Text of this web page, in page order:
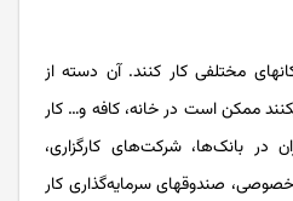
مختلفی کار کنند. آن دسته از
ممکن است در خانه، کافه و… کار
در بانک‌ها، شرکت‌های کارگزاری،
صندوق­های سرمایه­‌گذاری کار